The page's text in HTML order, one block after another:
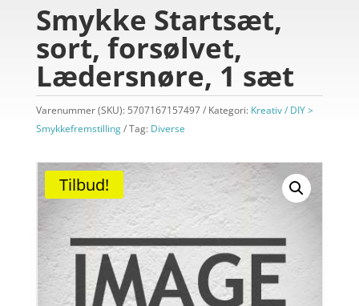
Smykke Startsæt,
sort, forsølvet,
Lædersnøre, 1 sæt
Varenummer (SKU): 5707167157497 Kategori: Kreativ / DIY >
Smykkefremstilling
Tag: Diverse
Tilbud!